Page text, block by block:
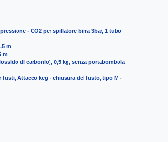
- CO2 per spillatore birra 3bar, 1 tubo
m
m
di carbonio), 0,5 kg, senza portabombola
Attacco keg - chiusura del fusto, tipo M -